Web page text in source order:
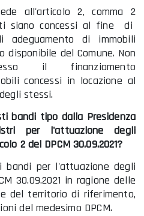
all'articolo 2, comma 2
siano concessi al fine di
di immobili
del Comune. Non
il finanziamento
concessi in locazione al
stessi.
bandi tipo dalla Presidenza
per l'attuazione degli
2 del DPCM 30.09.2021?
bandi per l'attuazione degli
30.09.2021 in ragione delle
del territorio di riferimento,
del medesimo DPCM.